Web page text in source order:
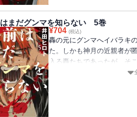
まだグンマを知らない 5巻
¥704 (税込)
轟の元にグンマへイバラキ
た。しかも神月の近親者が
入る轟たちであったが、そ
イバラキ少年・陣目研がい